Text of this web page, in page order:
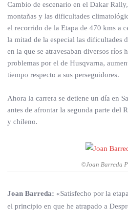
Cambio de escenario en el Dakar
montañas y las dificultades
el recorrido de la Etapa de 470 kms a
la mitad de la especial las dificultades
en la que se atravesaban diversos ríos
problemas por el de Husqvarna,
tiempo respecto a sus perseguidores.
Ahora la carrera se detiene un día en
antes de afrontar la segunda parte del
y chileno.
©Joan Barreda
Joan Barreda: «Satisfecho por la
el principio en que he atrapado a